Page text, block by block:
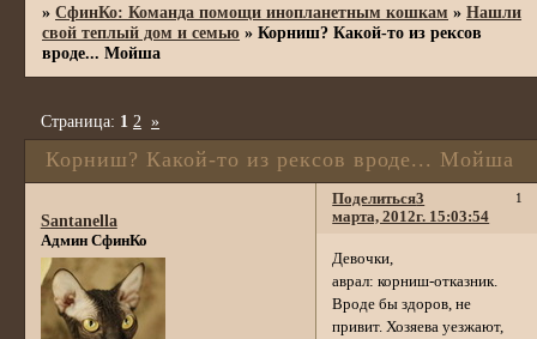
»СфинКо: Команда помощи инопланетным кошкам »Нашли
свой теплый дом и семью »Корниш? Какой-то из рексов
вроде... Мойша
Корниш? Какой-то из рексов вроде... Мойша
Страница: 1 2 »
Поделиться 1
3
марта, 2012г. 15:03:54
Santanella
Админ СфинКо
Девочки,
аврал: корниш-отказник.
Вроде бы здоров, не
привит. Хозяева уезжают,